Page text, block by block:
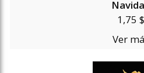
1,75 $
Ver